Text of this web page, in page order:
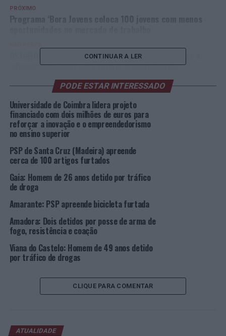
PRÓXIMO
DSTGROUP torna-se a primeira empresa na europa a
adquirir simulador para formar trabalhadores
CONTINUAR A LER
PODE ESTAR INTERESSADO
Universidade de Coimbra lidera projeto
financiado com dois milhões de euros para
reforçar a inovação e o empreendedorismo
no ensino superior
PSP de Santa Cruz (Madeira) apreende
cerca de 100 artigos furtados
Gaia: Homem de 26 anos detido por tráfico
de droga
Amarante: PSP apreende bicicleta furtada
Amadora: Dois detidos por posse de arma de
fogo, resistência e coação
Viana do Castelo: Homem de 49 anos detido
por tráfico de drogas
CLIQUE PARA COMENTAR
ATUALIDADE